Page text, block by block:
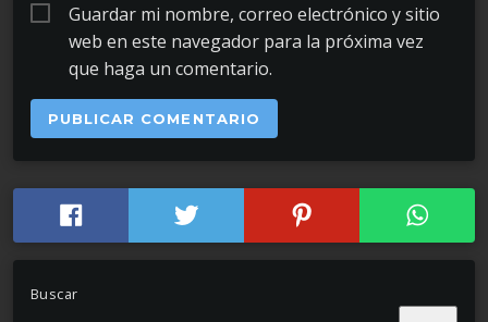
Guardar mi nombre, correo electrónico y sitio
web en este navegador para la próxima vez
que haga un comentario.
Buscar